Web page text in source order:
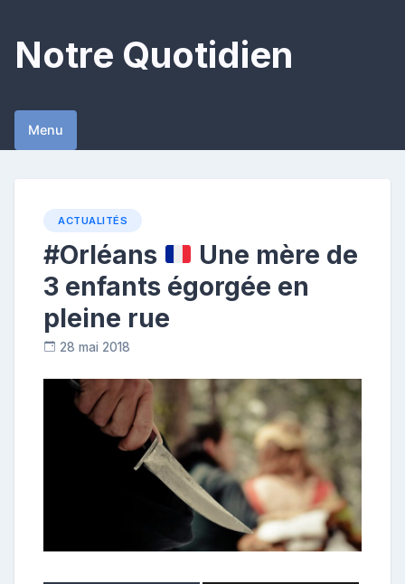
content
Notre Quotidien
Menu
ACTUALITÉS
#Orléans
Une mère de
3 enfants égorgée en
pleine rue
28 mai 2018
o
n
t
r
i
i